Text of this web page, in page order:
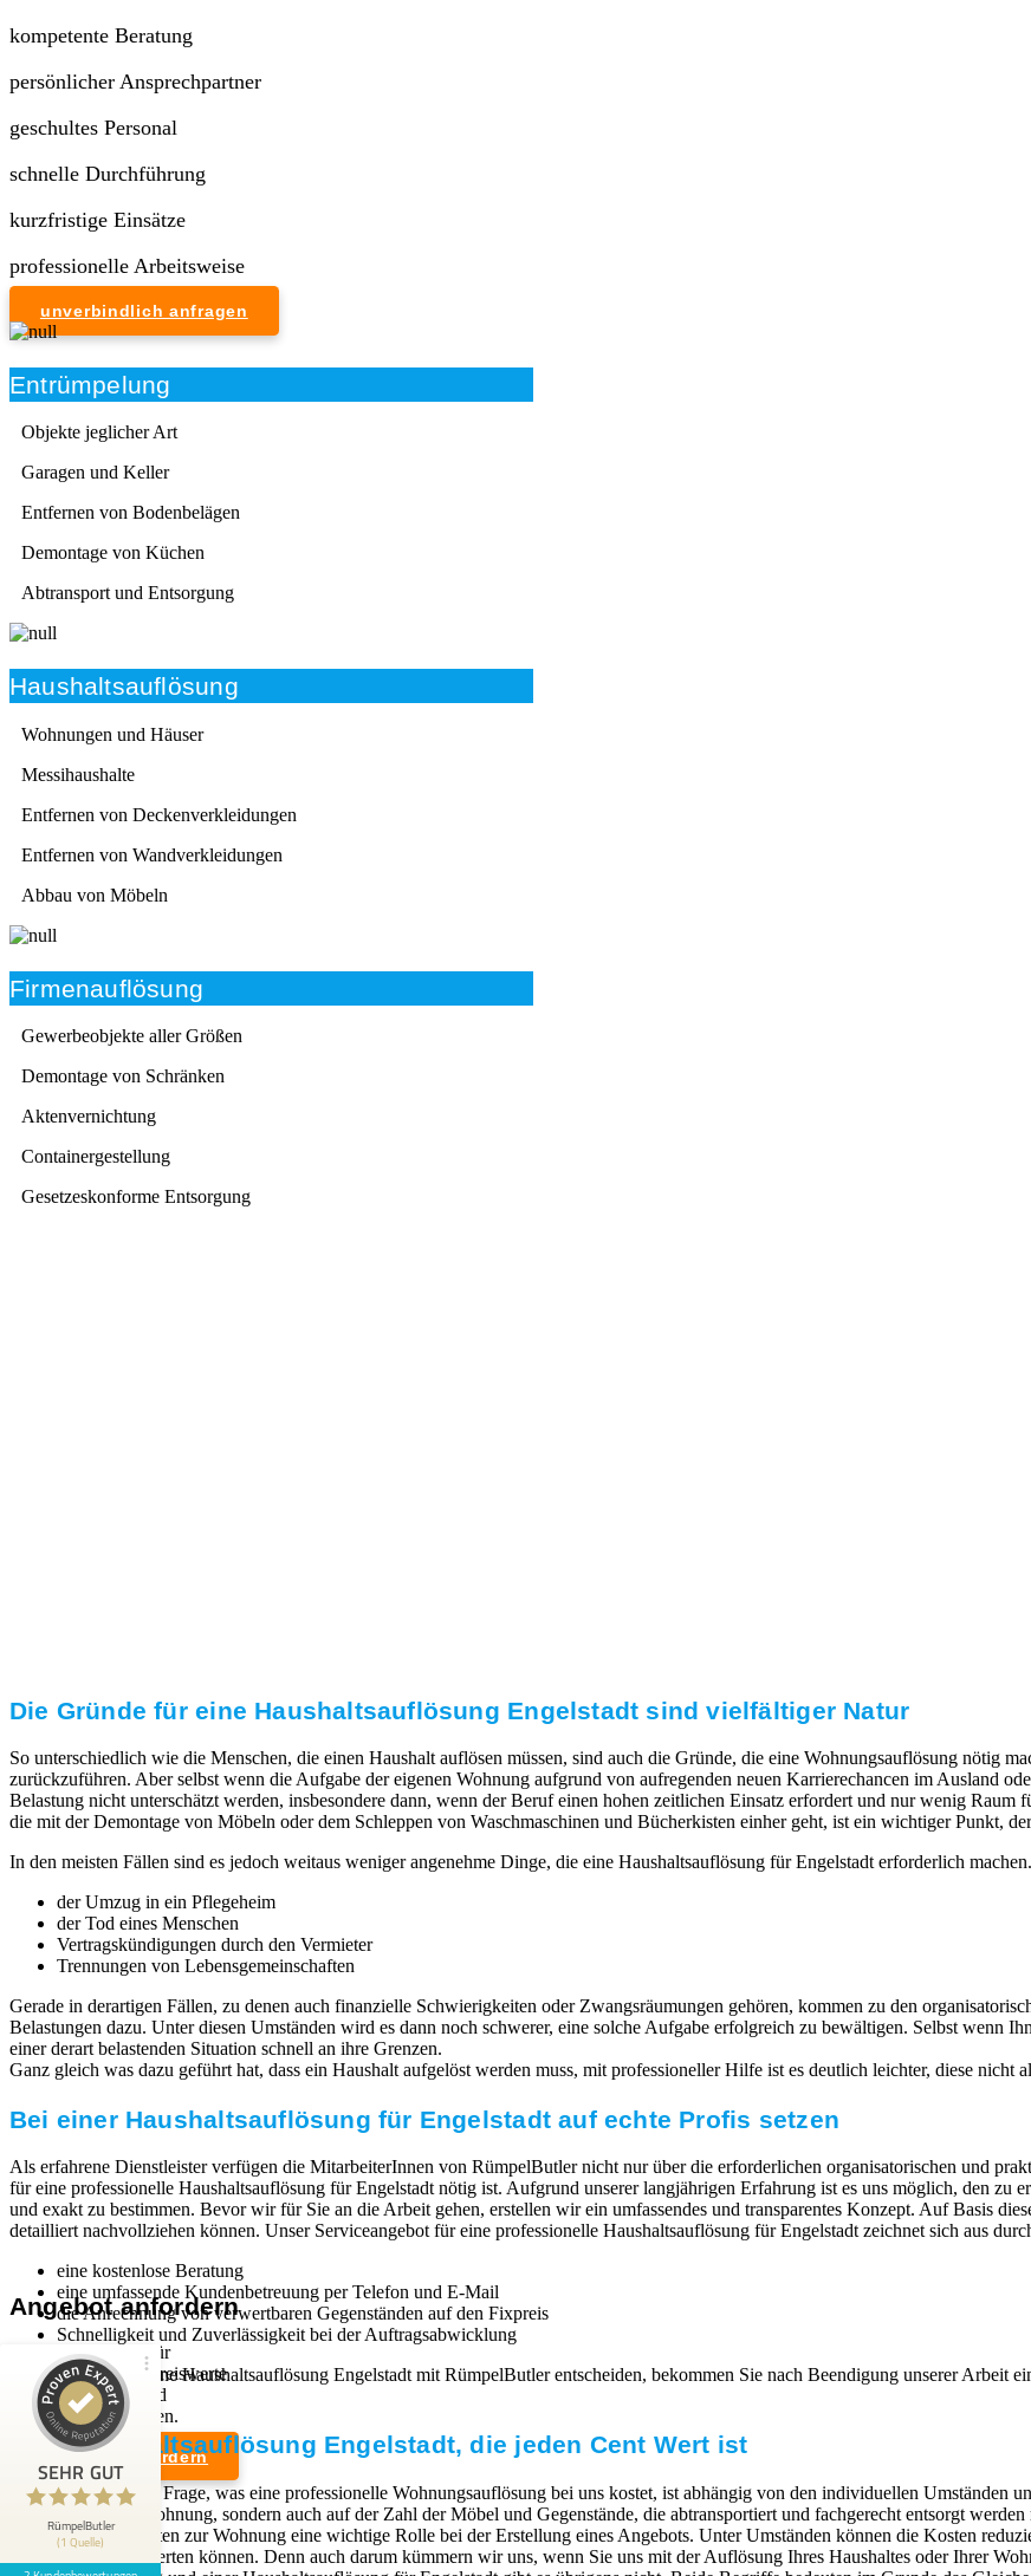
kompetente Beratung
persönlicher Ansprechpartner
geschultes Personal
schnelle Durchführung
kurzfristige Einsätze
professionelle Arbeitsweise
unverbindlich anfragen
Entrümpelung
Objekte jeglicher Art
Garagen und Keller
Entfernen von Bodenbelägen
Demontage von Küchen
Abtransport und Entsorgung
Haushaltsauflösung
Wohnungen und Häuser
Messihaushalte
Entfernen von Deckenverkleidungen
Entfernen von Wandverkleidungen
Abbau von Möbeln
Firmenauflösung
Gewerbeobjekte aller Größen
Demontage von Schränken
Aktenvernichtung
Containergestellung
Gesetzeskonforme Entsorgung
Die Gründe für eine Haushaltsauflösung Engelstadt sind vielfältiger Natur
So unterschiedlich wie die Menschen, die einen Haushalt auflösen müssen, sind auch die Gründe, die eine Wohnungsauflösung nötig
zurückzuführen. Aber selbst wenn die Aufgabe der eigenen Wohnung aufgrund von aufregenden neuen Karrierechancen im Ausland
Belastung nicht unterschätzt werden, insbesondere dann, wenn der Beruf einen hohen zeitlichen Einsatz erfordert und nur wenig
die mit der Demontage von Möbeln oder dem Schleppen von Waschmaschinen und Bücherkisten einher geht, ist ein wichtiger Punkt,
In den meisten Fällen sind es jedoch weitaus weniger angenehme Dinge, die eine Haushaltsauflösung für Engelstadt erforderlich
der Umzug in ein Pflegeheim
der Tod eines Menschen
Vertragskündigungen durch den Vermieter
Trennungen von Lebensgemeinschaften
Gerade in derartigen Fällen, zu denen auch finanzielle Schwierigkeiten oder Zwangsräumungen gehören, kommen zu den
Belastungen dazu. Unter diesen Umständen wird es dann noch schwerer, eine solche Aufgabe erfolgreich zu bewältigen. Selbst wenn
einer derart belastenden Situation schnell an ihre Grenzen.
Ganz gleich was dazu geführt hat, dass ein Haushalt aufgelöst werden muss, mit professioneller Hilfe ist es deutlich leichter, diese nicht
Bei einer Haushaltsauflösung für Engelstadt auf echte Profis setzen
Als erfahrene Dienstleister verfügen die MitarbeiterInnen von RümpelButler nicht nur über die erforderlichen organisatorischen und
für eine professionelle Haushaltsauflösung für Engelstadt nötig ist. Aufgrund unserer langjährigen Erfahrung ist es uns möglich, den zu
und exakt zu bestimmen. Bevor wir für Sie an die Arbeit gehen, erstellen wir ein umfassendes und transparentes Konzept. Auf Basis
detailliert nachvollziehen können. Unser Serviceangebot für eine professionelle Haushaltsauflösung für Engelstadt zeichnet sich aus
eine kostenlose Beratung
eine umfassende Kundenbetreuung per Telefon und E-Mail
die Anrechnung von verwertbaren Gegenständen auf den Fixpreis
Schnelligkeit und Zuverlässigkeit bei der Auftragsabwicklung
Wenn Sie sich für eine Haushaltsauflösung Engelstadt mit RümpelButler entscheiden, bekommen Sie nach Beendigung unserer Arbeit
kann.
Eine Haushaltsauflösung Engelstadt, die jeden Cent Wert ist
Die Antwort auf die Frage, was eine professionelle Wohnungsauflösung bei uns kostet, ist abhängig von den individuellen Umständen
dem Zustand der Wohnung, sondern auch auf der Zahl der Möbel und Gegenstände, die abtransportiert und fachgerecht entsorgt
Zugangsmöglichkeiten zur Wohnung eine wichtige Rolle bei der Erstellung eines Angebots. Unter Umständen können die Kosten
Weiterverkauf verwerten können. Denn auch darum kümmern wir uns, wenn Sie uns mit der Auflösung Ihres Haushaltes oder Ihrer
Angebot anfordern
Wir sind Experten für
professionelle und preiswerte
Entrümpelungen und
Haushaltsauflösungen.
Angebot anfordern
Rechtliches
Impressum
SEHR GUT
RümpelButler
(1 Quelle)
Kundenbewertungen und Erfahrungen zu
RümpelButler
SEHR GUT
5,00 / 5,00
Bewertungen von 1
anderen Quelle